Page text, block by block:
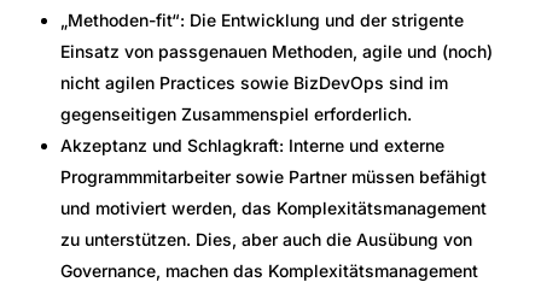
„Methoden-fit“: Die Entwicklung und der strigente
Einsatz von passgenauen Methoden, agile und (noch)
nicht agilen Practices sowie BizDevOps sind im
gegenseitigen Zusammenspiel erforderlich.
Akzeptanz und Schlagkraft: Interne und externe
Programmmitarbeiter sowie Partner müssen befähigt
und motiviert werden, das Komplexitätsmanagement
zu unterstützen. Dies, aber auch die Ausübung von
Governance, machen das Komplexitätsmanagement